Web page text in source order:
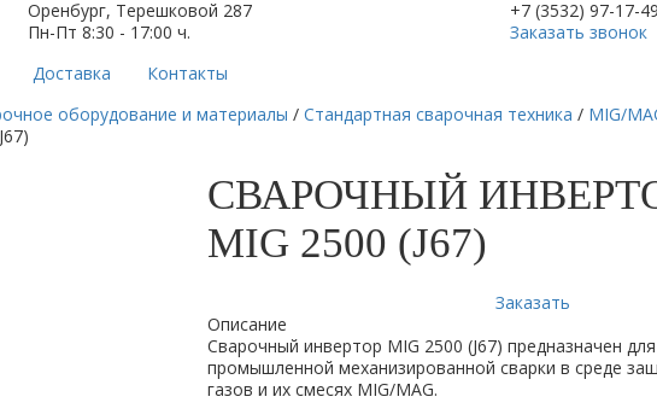
Оренбург, Терешковой 287
Пн-Пт 8:30 - 17:00 ч.
+7 (3532) 97-17-49
Заказать звонок
Доставка
Контакты
оборудование и материалы / Стандартная сварочная техника / MIG/
СВАРОЧНЫЙ
MIG 2500 (J67)
Заказать
Описание
Сварочный инвертор MIG 2500 (J67) предназначен для
промышленной механизированной сварки в среде
газов и их смесях MIG/MAG.